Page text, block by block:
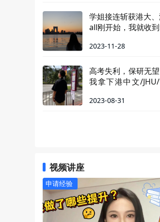
学姐接连斩获港大
all刚开始，我就收
2023-11-28
高考失利，保研无望
我拿下港中文/
2023-08-31
视频讲座
申请经验